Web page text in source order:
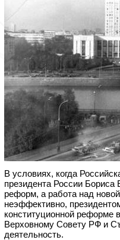
В условиях, когда
президента России
реформ, а работа над
неэффективно,
конституционной реформе
Верховному Совету РФ и
деятельность.